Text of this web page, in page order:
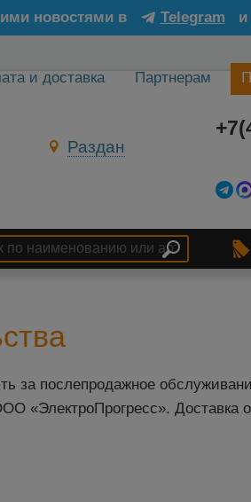
новостями в Telegram и
и доставка Партнерам
Раздан
за послепродажное
«ЭлектроПрогресс». Доставка